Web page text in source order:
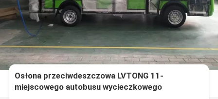
Osłona przeciwdeszczowa LVTONG 11-
miejscowego autobusu wycieczkowego